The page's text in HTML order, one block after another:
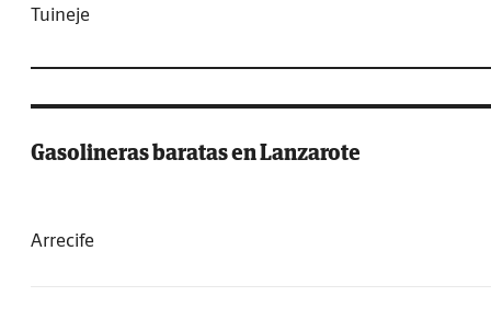
Tuineje
Gasolineras baratas en Lanzarote
Arrecife